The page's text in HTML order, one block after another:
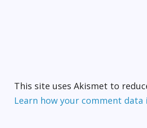
This site uses Akismet to
Learn how your comment data